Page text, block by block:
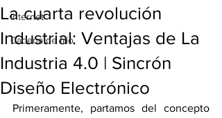
internet
Cadena de frío
La cuarta revolución
Industrial: Ventajas de La
Industria 4.0 | Sincrón
Diseño Electrónico
Primeramente, partamos del concepto